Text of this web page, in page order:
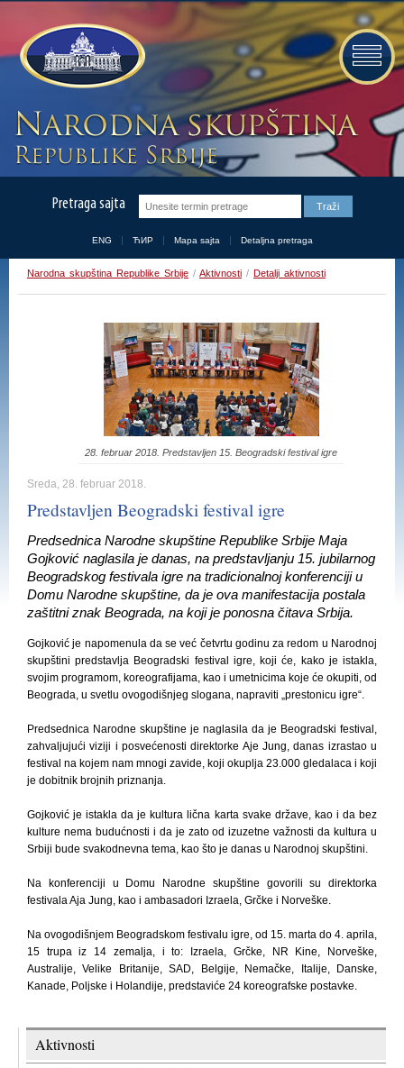
Pretraga sajta
ENG ЋИР Mapa sajta Detaljna pretraga
Narodna skupština Republike Srbije / Aktivnosti / Detalji aktivnosti
28. februar 2018. Predstavljen 15. Beogradski festival igre
Sreda, 28. februar 2018.
Predstavljen Beogradski festival igre
Predsednica Narodne skupštine Republike Srbije Maja
Gojković naglasila je danas, na predstavljanju 15. jubilarnog
Beogradskog festivala igre na tradicionalnoj konferenciji u
Domu Narodne skupštine, da je ova manifestacija postala
zaštitni znak Beograda, na koji je ponosna čitava Srbija.
Gojković je napomenula da se već četvrtu godinu za redom u Narodnoj
skupštini predstavlja Beogradski festival igre, koji će, kako je istakla,
svojim programom, koreografijama, kao i umetnicima koje će okupiti, od
Beograda, u svetlu ovogodišnjeg slogana, napraviti „prestonicu igre“.
Predsednica Narodne skupštine je naglasila da je Beogradski festival,
zahvaljujući viziji i posvećenosti direktorke Aje Jung, danas izrastao u
festival na kojem nam mnogi zavide, koji okuplja 23.000 gledalaca i koji
je dobitnik brojnih priznanja.
Gojković je istakla da je kultura lična karta svake države, kao i da bez
kulture nema budućnosti i da je zato od izuzetne važnosti da kultura u
Srbiji bude svakodnevna tema, kao što je danas u Narodnoj skupštini.
Na konferenciji u Domu Narodne skupštine govorili su direktorka
festivala Aja Jung, kao i ambasadori Izraela, Grčke i Norveške.
Na ovogodišnjem Beogradskom festivalu igre, od 15. marta do 4. aprila,
15 trupa iz 14 zemalja, i to: Izraela, Grčke, NR Kine, Norveške,
Australije, Velike Britanije, SAD, Belgije, Nemačke, Italije, Danske,
Kanade, Poljske i Holandije, predstaviće 24 koreografske postavke.
Aktivnosti